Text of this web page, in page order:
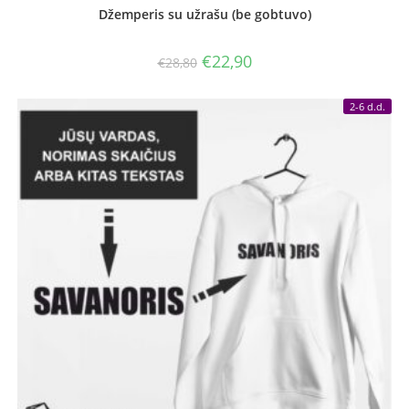
Džemperis su užrašu (be gobtuvo)
€28,80 Original
price
€22,90Current
price
2-6 d.d.